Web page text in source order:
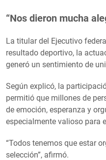
“Nos dieron mucha
La titular del Ejecutivo
resultado deportivo, la
generó un sentimiento de
Según explicó, la
permitió que millones de
de emoción, esperanza y
especialmente valioso para
“Todos tenemos que estar
selección”, afirmó.